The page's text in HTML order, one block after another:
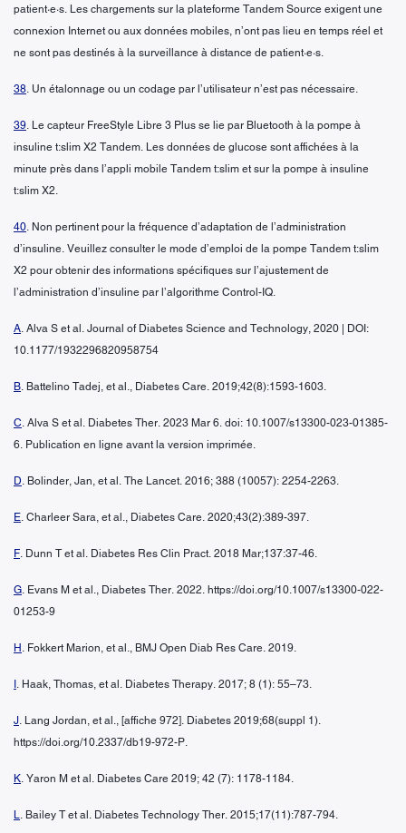
patient·e·s. Les chargements sur la plateforme Tandem Source exigent une
connexion Internet ou aux données mobiles, n’ont pas lieu en temps réel et
ne sont pas destinés à la surveillance à distance de patient·e·s.
38. Un étalonnage ou un codage par l’utilisateur n’est pas nécessaire.
39. Le capteur FreeStyle Libre 3 Plus se lie par Bluetooth à la pompe à
insuline t:slim X2 Tandem. Les données de glucose sont affichées à la
minute près dans l’appli mobile Tandem t:slim et sur la pompe à insuline
t:slim X2.
40. Non pertinent pour la fréquence d’adaptation de l’administration
d’insuline. Veuillez consulter le mode d’emploi de la pompe Tandem t:slim
X2 pour obtenir des informations spécifiques sur l’ajustement de
l’administration d’insuline par l’algorithme Control-IQ.
A. Alva S et al. Journal of Diabetes Science and Technology, 2020 | DOI:
10.1177/1932296820958754
B. Battelino Tadej, et al., Diabetes Care. 2019;42(8):1593-1603.
C. Alva S et al. Diabetes Ther. 2023 Mar 6. doi: 10.1007/s13300-023-01385-
6. Publication en ligne avant la version imprimée.
D. Bolinder, Jan, et al. The Lancet. 2016; 388 (10057): 2254-2263.
E. Charleer Sara, et al., Diabetes Care. 2020;43(2):389-397.
F. Dunn T et al. Diabetes Res Clin Pract. 2018 Mar;137:37-46.
G. Evans M et al., Diabetes Ther. 2022. https://doi.org/10.1007/s13300-022-
01253-9
H . Fokkert Marion, et al., BMJ Open Diab Res Care. 2019.
. Haak, Thomas, et al. Diabetes Therapy. 2017; 8 (1): 55–73.
J. Lang Jordan, et al., [affiche 972]. Diabetes 2019;68(suppl 1).
https://doi.org/10.2337/db19-972-P.
K. Yaron M et al. Diabetes Care 2019; 42 (7): 1178-1184.
L. Bailey T et al. Diabetes Technology Ther. 2015;17(11):787-794.